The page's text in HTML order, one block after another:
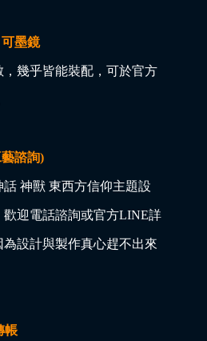
墨鏡
幾乎皆能裝配，可於官方
諮詢)
神獸 東西方信仰主題設
迎電話諮詢或官方LINE詳
設計與製作真心趕不出來
帳